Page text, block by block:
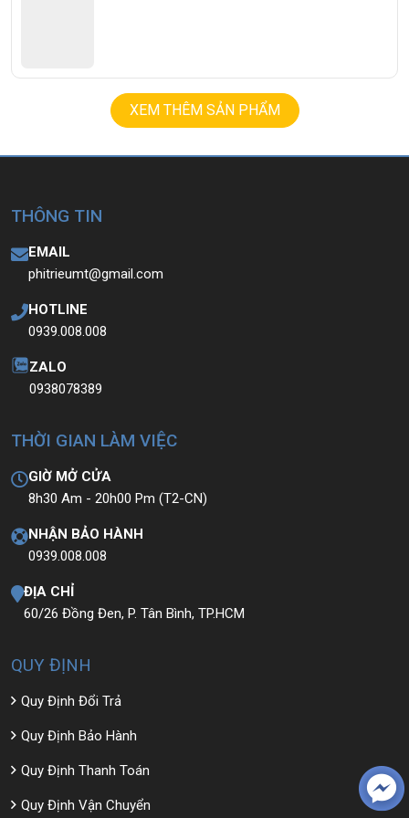
XEM THÊM SẢN PHẨM
THÔNG TIN
EMAIL
phitrieumt@gmail.com
HOTLINE
0939.008.008
ZALO
0938078389
THỜI GIAN LÀM VIỆC
GIỜ MỞ CỬA
8h30 Am - 20h00 Pm (T2-CN)
NHẬN BẢO HÀNH
0939.008.008
ĐỊA CHỈ
60/26 Đồng Đen, P. Tân Bình, TP.HCM
QUY ĐỊNH
Quy Định Đổi Trả
Quy Định Bảo Hành
Quy Định Thanh Toán
Quy Định Vận Chuyển